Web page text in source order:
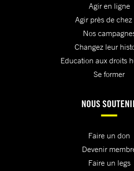
Agir en ligne
Agir près de chez
Nos
Changez leur
Education aux droits
Se former
NOUS
Faire un don
Devenir
Faire un legs